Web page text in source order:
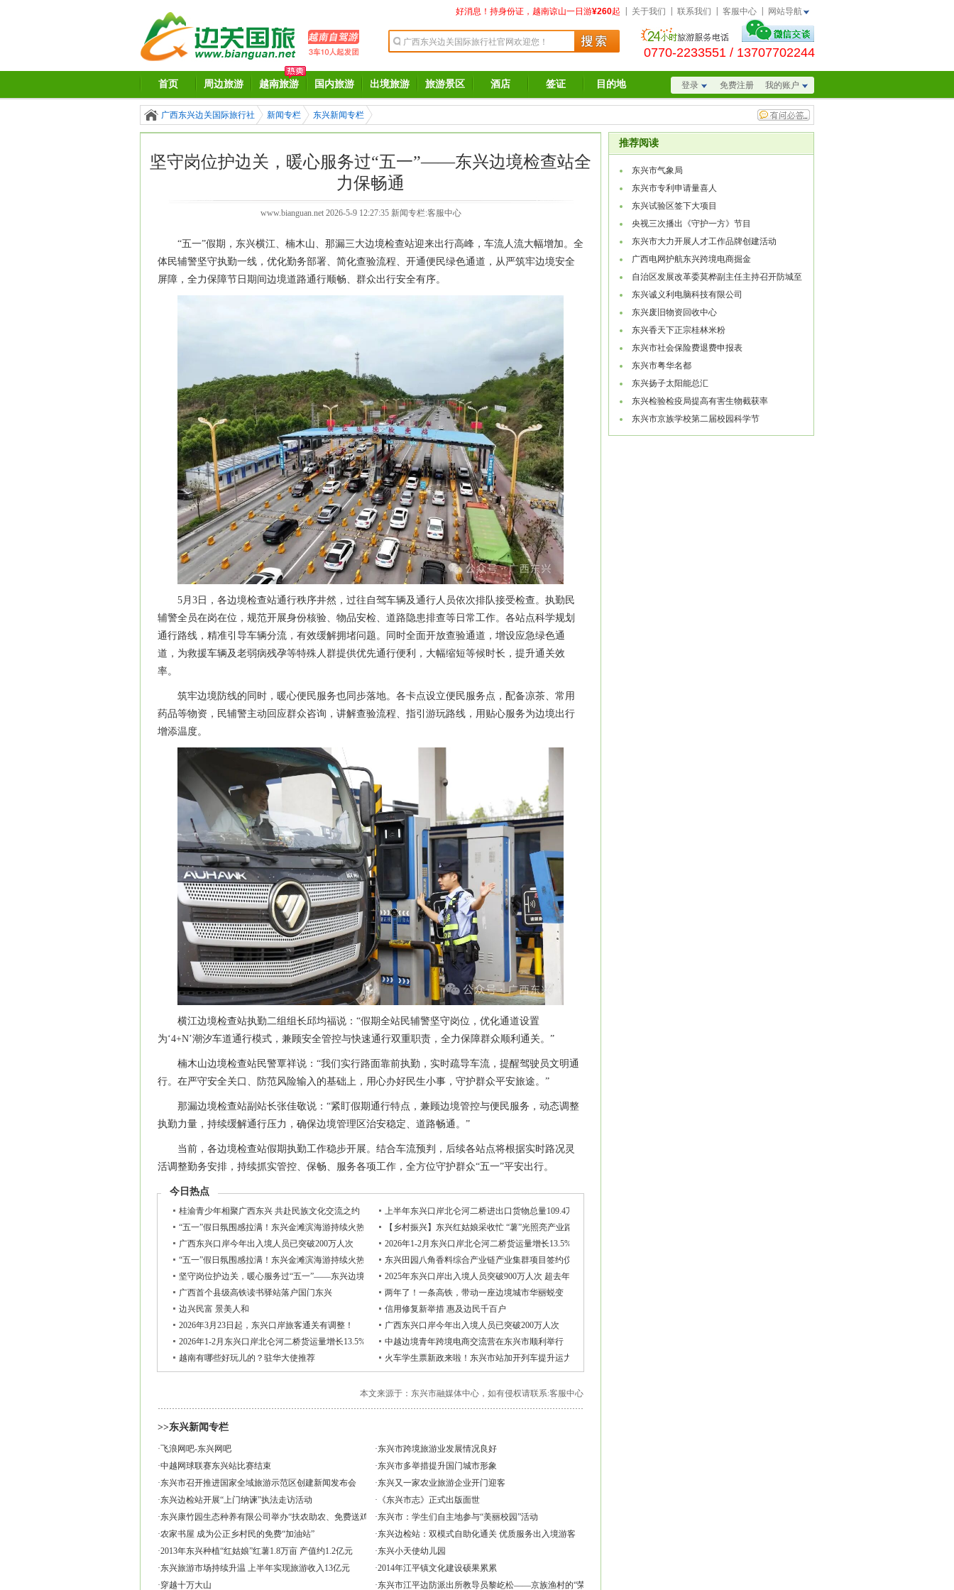
好消息！持身份证，越南谅山一日游¥260起 关于我们 联系我们 客服中心 网站导航
0770-2233551 / 13707702244
首页 周边旅游 越南旅游 国内旅游 出境旅游 旅游景区 酒店 签证 目的地 登录 免费注册 我的账户
广西东兴边关国际旅行社 新闻专栏
东兴新闻专栏
坚守岗位护边关，暖心服务过“五一”——东兴边境检查站全力保畅通
坚守岗位护边关，暖心服务过“五一”——东兴边境检查站全
力保畅通
www.bianguan.net2026-5-9 12:27:35 新闻专栏:客服中心
“五一”假期，东兴横江、楠木山、那漏三大边境检查站迎来出行高峰，车流人流大幅增加。全
体民辅警坚守执勤一线，优化勤务部署、简化查验流程、开通便民绿色通道，从严筑牢边境安全
屏障，全力保障节日期间边境道路通行顺畅、群众出行安全有序。
5月3日，各边境检查站通行秩序井然，过往自驾车辆及通行人员依次排队接受检查。执勤民
辅警全员在岗在位，规范开展身份核验、物品安检、道路隐患排查等日常工作。各站点科学规划
通行路线，精准引导车辆分流，有效缓解拥堵问题。同时全面开放查验通道，增设应急绿色通
道，为救援车辆及老弱病残孕等特殊人群提供优先通行便利，大幅缩短等候时长，提升通关效
率。
筑牢边境防线的同时，暖心便民服务也同步落地。各卡点设立便民服务点，配备凉茶、常用
药品等物资，民辅警主动回应群众咨询，讲解查验流程、指引游玩路线，用贴心服务为边境出行
增添温度。
横江边境检查站执勤二组组长邱均福说：“假期全站民辅警坚守岗位，优化通道设置
为‘4+N’潮汐车道通行模式，兼顾安全管控与快速通行双重职责，全力保障群众顺利通关。”
楠木山边境检查站民警覃祥说：“我们实行路面靠前执勤，实时疏导车流，提醒驾驶员文明通
行。在严守安全关口、防范风险输入的基础上，用心办好民生小事，守护群众平安旅途。”
那漏边境检查站副站长张佳敬说：“紧盯假期通行特点，兼顾边境管控与便民服务，动态调整
执勤力量，持续缓解通行压力，确保边境管理区治安稳定、道路畅通。”
当前，各边境检查站假期执勤工作稳步开展。结合车流预判，后续各站点将根据实时路况灵
活调整勤务安排，持续抓实管控、保畅、服务各项工作，全方位守护群众“五一”平安出行。
今日热点
桂渝青少年相聚广西东兴 共赴民族文化交流之约
上半年东兴口岸北仑河二桥进出口货物总量109.4万吨
“五一”假日氛围感拉满！东兴金滩滨海游持续火热 八方游客逐浪赴约【乡村振兴】东兴红姑娘采收忙 “薯”光照亮产业路
广西东兴口岸今年出入境人员已突破200万人次
2026年1-2月东兴口岸北仑河二桥货运量增长13.5%
“五一”假日氛围感拉满！东兴金滩滨海游持续火热 八方游客逐浪赴约东兴田园八角香料综合产业链产业集群项目签约仪式举行
坚守岗位护边关，暖心服务过“五一”——东兴边境检查站全力保畅通2025年东兴口岸出入境人员突破900万人次 超去年总量
广西首个县级高铁读书驿站落户国门东兴
两年了！一条高铁，带动一座边境城市华丽蜕变
边兴民富 景美人和
信用修复新举措 惠及边民千百户
2026年3月23日起，东兴口岸旅客通关有调整！
广西东兴口岸今年出入境人员已突破200万人次
2026年1-2月东兴口岸北仑河二桥货运量增长13.5%
中越边境青年跨境电商交流营在东兴市顺利举行
越南有哪些好玩儿的？驻华大使推荐
火车学生票新政来啦！东兴市站加开列车提升运力和服务
本文来源于：东兴市融媒体中心，如有侵权请联系:客服中心
>>东兴新闻专栏
·飞浪网吧-东兴网吧 ·东兴市跨境旅游业发展情况良好
·中越网球联赛东兴站比赛结束 ·东兴市多举措提升国门城市形象
·东兴市召开推进国家全域旅游示范区创建新闻发布会 ·东兴又一家农业旅游企业开门迎客
·东兴边检站开展“上门纳谏”执法走访活动 · 《东兴市志》正式出版面世
·东兴康竹园生态种养有限公司举办“扶农助农、免费送鸡苗”活动
·东兴市：学生们自主地参与“美丽校园”活动
·农家书屋 成为公正乡村民的免费“加油站” ·东兴边检站：双模式自助化通关 优质服务出入境游客
·2013年东兴种植“红姑娘”红薯1.8万亩 产值约1.2亿元 ·东兴小天使幼儿园
·东兴旅游市场持续升温 上半年实现旅游收入13亿元 ·2014年江平镇文化建设硕果累累
·穿越十万大山 ·东兴市江平边防派出所教导员黎屹松——京族渔村的“荣誉村民”
推荐阅读
东兴市气象局
东兴市专利申请量喜人
东兴试验区签下大项目
央视三次播出《守护一方》节目
东兴市大力开展人才工作品牌创建活动
广西电网护航东兴跨境电商掘金
自治区发展改革委莫桦副主任主持召开防城至
东兴铁路项目可研审查预备会
东兴诚义利电脑科技有限公司
东兴废旧物资回收中心
东兴香天下正宗桂林米粉
东兴市社会保险费退费申报表
东兴市粤华名都
东兴扬子太阳能总汇
东兴检验检疫局提高有害生物截获率
东兴市京族学校第二届校园科学节